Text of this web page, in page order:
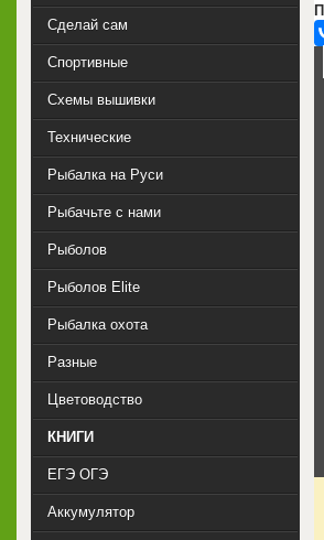
Сделай сам
Спортивные
Схемы вышивки
Технические
Рыбалка на Руси
Рыбачьте с нами
Рыболов
Рыболов Elite
Рыбалка охота
Разные
Цветоводство
КНИГИ
ЕГЭ ОГЭ
Аккумулятор